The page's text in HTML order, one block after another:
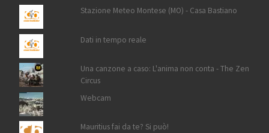
Stazione Meteo Montese (MO) - Casa Bastiano
Dati in tempo reale
Una canzone a caso: L'anima non conta - The Zen
Circus
Webcam
Mauritius fai da te? Si può!